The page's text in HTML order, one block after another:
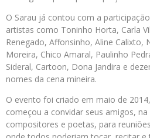
O Sarau já contou com a
artistas como Toninho Horta, Carla
Renegado, Affonsinho, Aline Calixto,
Moreira, Chico Amaral, Paulinho
Sideral, Cartoon, Dona Jandira e
nomes da cena mineira.
O evento foi criado em maio de
começou a convidar seus amigos,
compositores e poetas, para